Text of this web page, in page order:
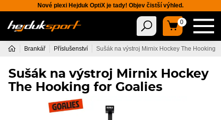
Nové plexi Hejduk OptiX je tady! Objev čistší výhled.
0
Brankář Příslušenství Sušák na výstroj Mirnix Hockey The Hooking
Sušák na výstroj Mirnix Hockey
The Hooking for Goalies